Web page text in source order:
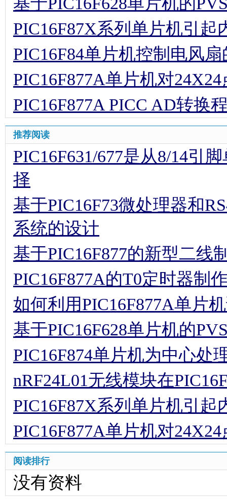
PIC16F631/677是从8/14引
择
基于PIC16F73微处理器和
系统的设计
基于PIC16F877的新型二线
PIC16F877A的T0定时器制
如何利用PIC16F877A单片
基于PIC16F628单片机的
PIC16F874单片机为中心处
nRF24L01无线模块在
PIC16F87X系列单片机引
PIC16F877A单片机对
阅读排行
没有资料
最近更新
基于MSP430F169的程控开
基于MSP430的自主式移动
基于MSP430的网络化视频
罗格朗携创新智能家居解决
PIC单片机循环程序实例